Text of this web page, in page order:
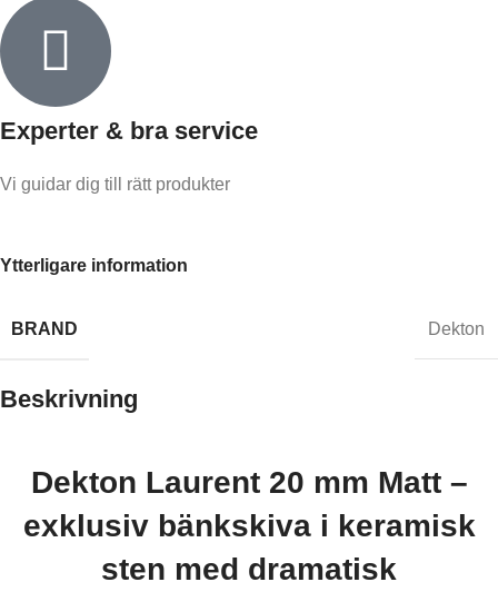
Experter & bra service
Vi guidar dig till rätt produkter
Ytterligare information
BRAND Dekton
Beskrivning
Dekton Laurent 20 mm Matt –
exklusiv bänkskiva i keramisk
sten med dramatisk